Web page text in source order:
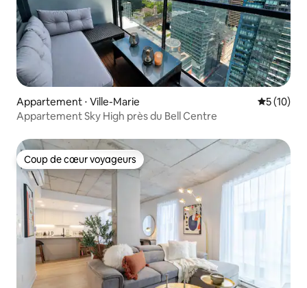
Appartement ⋅ Ville-Marie
5 (10)
Appartement Sky High près du Bell Centre
Coup de cœur voyageurs
Coup de cœur voyageurs